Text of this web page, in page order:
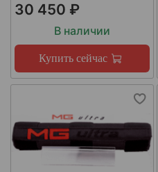
30 450 ₽
В наличии
Купить сейчас